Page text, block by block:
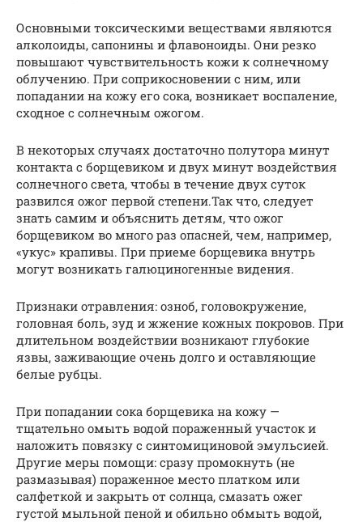
Основными токсическими веществами являются
алколоиды, сапонины и флавоноиды. Они резко
повышают чувствительность кожи к солнечному
облучению. При соприкосновении с ним, или
попадании на кожу его сока, возникает воспаление,
сходное с солнечным ожогом.
В некоторых случаях достаточно полутора минут
контакта с борщевиком и двух минут воздействия
солнечного света, чтобы в течение двух суток
развился ожог первой степени.Так что, следует
знать самим и объяснить детям, что ожог
борщевиком во много раз опасней, чем, например,
«укус» крапивы. При приеме борщевика внутрь
могут возникать галюциногенные видения.
Признаки отравления: озноб, головокружение,
головная боль, зуд и жжение кожных покровов. При
длительном воздействии возникают глубокие
язвы, заживающие очень долго и оставляющие
белые рубцы.
При попадании сока борщевика на кожу —
тщательно омыть водой пораженный участок и
наложить повязку с синтомициновой эмульсией.
Другие меры помощи: сразу промокнуть (не
размазывая) пораженное место платком или
салфеткой и закрыть от солнца, смазать ожег
густой мыльной пеной и обильно обмыть водой,